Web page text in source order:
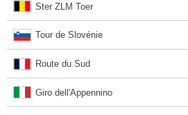
Ster ZLM Toer
Tour de Slovénie
Route du Sud
Giro dell'Appennino